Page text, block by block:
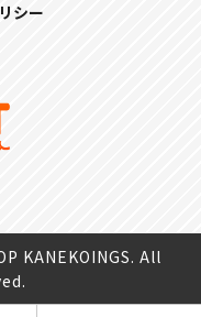
シー
KANEKOINGS. All